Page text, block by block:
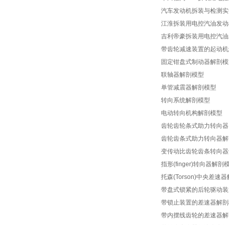
汽车发动机拆装与检测
江淮拆装用电控汽油发
吉利帝豪拆装用电控汽
带齿轮减速装置的起动
固定钳盘式制动器解剖
联轴器解剖模型
单管减震器解剖模型
转向系统解剖模型
电动转向机构解剖模型
齿轮齿轮条式助力转向
齿轮齿条式助力转向器
变传动比齿轮齿条转向
指形(finger)转向器解剖
托森(Torson)中央差速器
带盘式锁紧的后轮驱动
带锁止装置的差速器解
带内摆线齿轮的差速器